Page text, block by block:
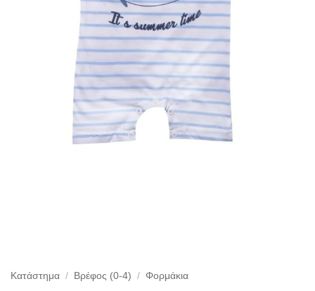
Κατάστημα / Βρέφος (0-4) / Φορμάκια